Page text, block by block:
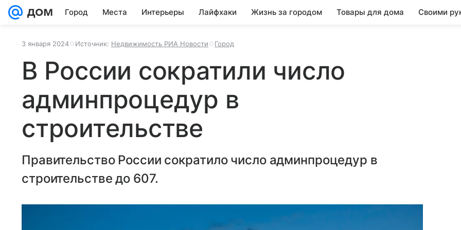
Город Места Интерьеры Лайфхаки Жизнь за городом Товары для дома Своими
3 января 2024 Источник: Недвижимость РИА Новости Город
В России сократили число
админпроцедур в
строительстве
Правительство России сократило число админпроцедур в
строительстве до 607.